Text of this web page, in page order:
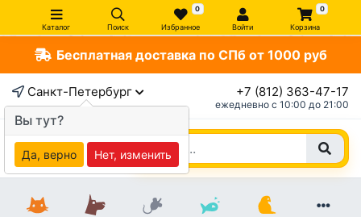
Каталог Поиск
0
Избранное Войти
0
Корзина
Бесплатная доставка по СПб от 1000 руб
Санкт-Петербург +7 (812) 363-47-17
ежедневно c 10:00 до 21:00
Вы тут?
Да, верно Нет, изменить